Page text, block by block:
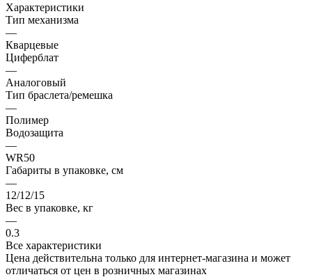
Характеристики
Тип механизма
—
Кварцевые
Циферблат
—
Аналоговый
Тип браслета/ремешка
—
Полимер
Водозащита
—
WR50
Габариты в упаковке, см
—
12/12/15
Вес в упаковке, кг
—
0.3
Все характеристики
Цена действительна только для интернет-магазина и может
отличаться от цен в розничных магазинах